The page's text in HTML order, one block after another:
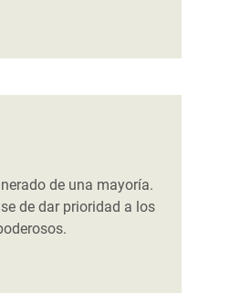
de una mayoría.
de dar prioridad a los